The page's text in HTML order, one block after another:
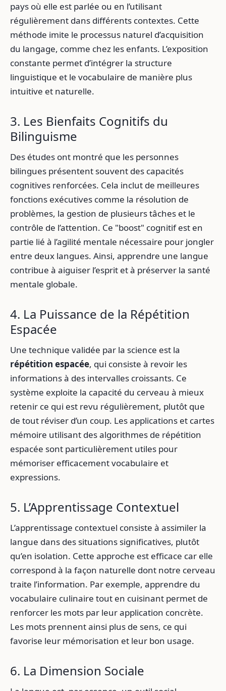
pays où elle est parlée ou en l’utilisant
régulièrement dans différents contextes. Cette
méthode imite le processus naturel d’acquisition
du langage, comme chez les enfants. L’exposition
constante permet d’intégrer la structure
linguistique et le vocabulaire de manière plus
intuitive et naturelle.
3. Les Bienfaits Cognitifs du
Bilinguisme
Des études ont montré que les personnes
bilingues présentent souvent des capacités
cognitives renforcées. Cela inclut de meilleures
fonctions exécutives comme la résolution de
problèmes, la gestion de plusieurs tâches et le
contrôle de l’attention. Ce "boost" cognitif est en
partie lié à l’agilité mentale nécessaire pour jongler
entre deux langues. Ainsi, apprendre une langue
contribue à aiguiser l’esprit et à préserver la santé
mentale globale.
4. La Puissance de la Répétition
Espacée
Une technique validée par la science est la
répétition espacée, qui consiste à revoir les
informations à des intervalles croissants. Ce
système exploite la capacité du cerveau à mieux
retenir ce qui est revu régulièrement, plutôt que
de tout réviser d’un coup. Les applications et cartes
mémoire utilisant des algorithmes de répétition
espacée sont particulièrement utiles pour
mémoriser efficacement vocabulaire et
expressions.
5. L’Apprentissage Contextuel
L’apprentissage contextuel consiste à assimiler la
langue dans des situations significatives, plutôt
qu’en isolation. Cette approche est efficace car elle
correspond à la façon naturelle dont notre cerveau
traite l’information. Par exemple, apprendre du
vocabulaire culinaire tout en cuisinant permet de
renforcer les mots par leur application concrète.
Les mots prennent ainsi plus de sens, ce qui
favorise leur mémorisation et leur bon usage.
6. La Dimension Sociale